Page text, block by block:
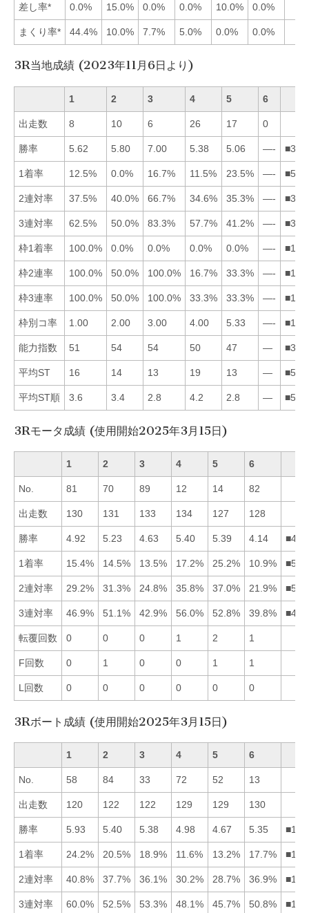
差し率* 0.0% 15.0% 0.0% 0.0% 10.0% 0.0%
まくり率* 44.4% 10.0% 7.7% 5.0% 0.0% 0.0%
3R当地成績 (2023年11月6日より)
1 2 3 4 5 6
出走数 8 10 6 26 17 0
勝率 5.62 5.80 7.00 5.38 5.06 —-
1着率 12.5% 0.0% 16.7% 11.5% 23.5% —-
2連対率 37.5% 40.0% 66.7% 34.6% 35.3% —-
3連対率 62.5% 50.0% 83.3% 57.7% 41.2% —-
枠1着率 100.0% 0.0% 0.0% 0.0% 0.0% —-
枠2連率 100.0% 50.0% 100.0% 16.7% 33.3% —-
枠3連率 100.0% 50.0% 100.0% 33.3% 33.3% —-
枠別コ率 1.00 2.00 3.00 4.00 5.33 —-
能力指数 51 54 54 50 47 —
平均ST 16 14 13 19 13 —
平均ST順 3.6 3.4 2.8 4.2 2.8 —
3Rモータ成績 (使用開始2025年3月15日)
1 2 3 4 5 6
No. 81 70 89 12 14 82
出走数 130 131 133 134 127 128
勝率 4.92 5.23 4.63 5.40 5.39 4.14
1着率 15.4% 14.5% 13.5% 17.2% 25.2% 10.9%
2連対率 29.2% 31.3% 24.8% 35.8% 37.0% 21.9%
3連対率 46.9% 51.1% 42.9% 56.0% 52.8% 39.8%
転覆回数 0 0 0 1 2 1
F回数 0 1 0 0 1 1
L回数 0 0 0 0 0 0
3Rボート成績 (使用開始2025年3月15日)
1 2 3 4 5 6
No. 58 84 33 72 52 13
出走数 120 122 122 129 129 130
勝率 5.93 5.40 5.38 4.98 4.67 5.35
1着率 24.2% 20.5% 18.9% 11.6% 13.2% 17.7%
2連対率 40.8% 37.7% 36.1% 30.2% 28.7% 36.9%
3連対率 60.0% 52.5% 53.3% 48.1% 45.7% 50.8%